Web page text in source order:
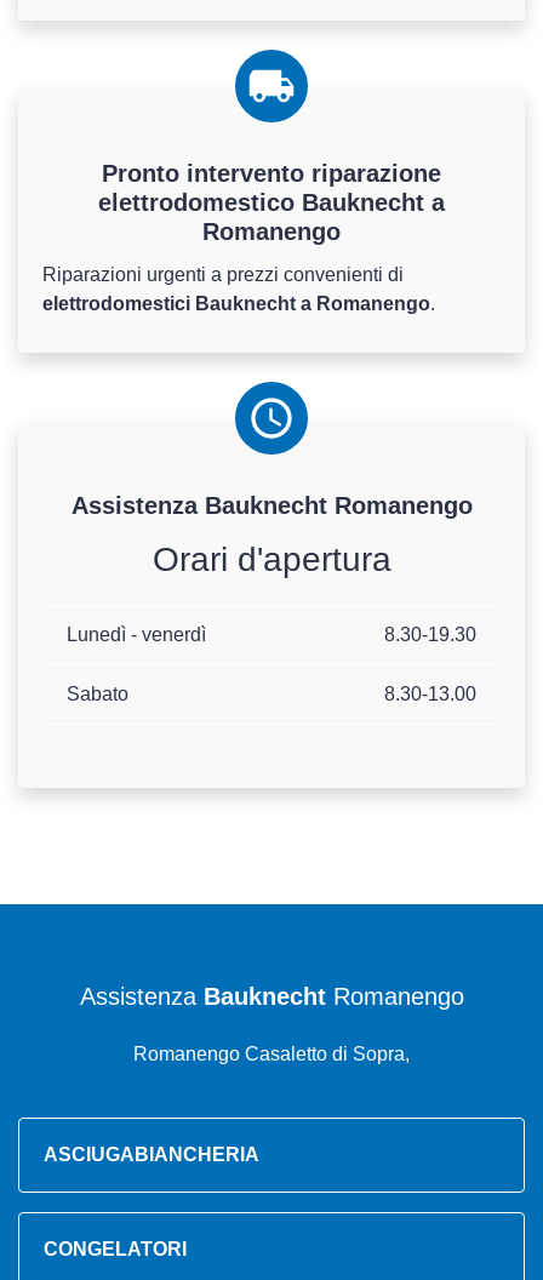
Pronto intervento riparazione
elettrodomestico Bauknecht a
Romanengo
Riparazioni urgenti a prezzi convenienti di
elettrodomestici Bauknecht a Romanengo.
Assistenza BauknechtRomanengo
Orari d'apertura
Lunedì - venerdì 8.30-19.30
Sabato 8.30-13.00
Assistenza BauknechtRomanengo
Romanengo Casaletto di Sopra,
ASCIUGABIANCHERIA
CONGELATORI